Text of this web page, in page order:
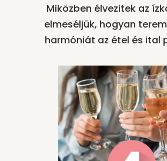
Miközben élvezitek az
elmeséljük, hogyan
harmóniát az étel és ital